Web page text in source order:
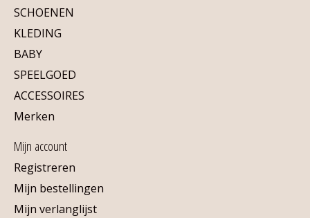
SCHOENEN
KLEDING
BABY
SPEELGOED
ACCESSOIRES
Merken
Mijn account
Registreren
Mijn bestellingen
Mijn verlanglijst